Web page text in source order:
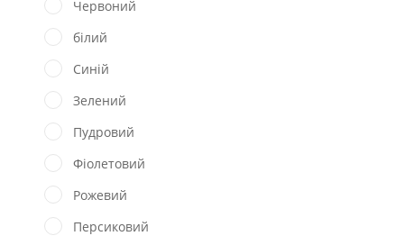
Червоний
білий
Синій
Зелений
Пудровий
Фіолетовий
Рожевий
Персиковий